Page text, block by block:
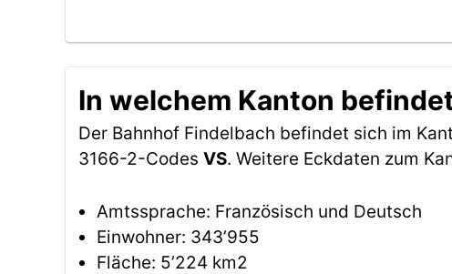
In welchem Kanton
Der Bahnhof Findelbach befindet sich im
3166-2-Codes VS. Weitere Eckdaten zum
Amtssprache: Französisch und Deutsch
Einwohner: 343’955
Fläche: 5’224 km2